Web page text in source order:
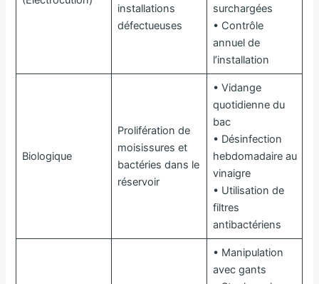
installations
défectueuses
surchargées
• Contrôle
annuel de
l’installation
Biologique
Prolifération de
moisissures et
bactéries dans le
réservoir
• Vidange
quotidienne du
bac
• Désinfection
hebdomadaire au
vinaigre
• Utilisation de
filtres
antibactériens
• Manipulation
avec gants